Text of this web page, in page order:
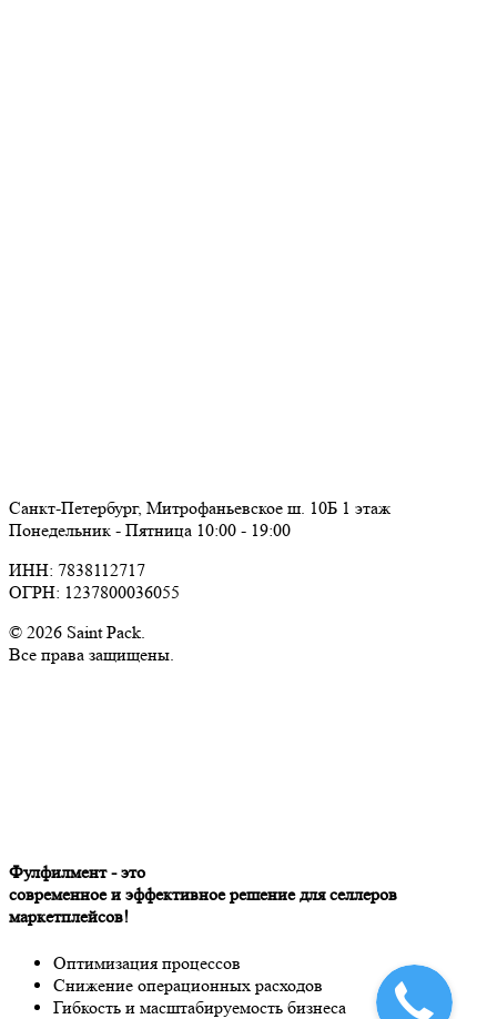
Санкт-Петербург, Митрофаньевское ш. 10Б 1 этаж
Понедельник - Пятница 10:00 - 19:00
ИНН: 7838112717
ОГРН: 1237800036055
© 2026 Saint Pack.
Все права защищены.
Фулфилмент - это
современное и эффективное решение для селлеров
маркетплейсов!
Оптимизация процессов
Снижение операционных расходов
Гибкость и масштабируемость бизнеса